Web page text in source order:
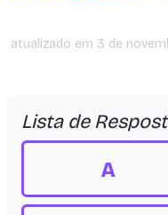
atualizado em 3 de
Lista de
A